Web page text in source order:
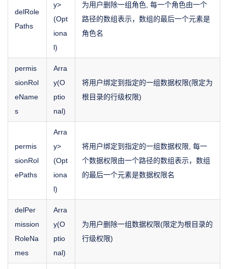
delRole
Paths
y>
(Opt
iona
l)
为用户删除一组角色, 每一个角色由一个
路径的数组表示，数组的最后一个元素是
角色名
permis
sionRol
eName
s
Arra
y(O
ptio
nal)
将用户绑定到指定的一组数据权限(限定为
根目录的行级权限)
permis
sionRol
ePaths
Arra
y>
(Opt
iona
l)
将用户绑定到指定的一组数据权限, 每一
个数据权限由一个路径的数组表示，数组
的最后一个元素是数据权限名
delPer
mission
RoleNa
mes
Arra
y(O
ptio
nal)
为用户删除一组数据权限(限定为根目录的
行级权限)